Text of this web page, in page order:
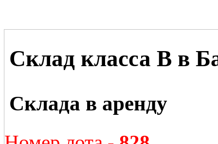
Склад класса В в
Склада в аренду